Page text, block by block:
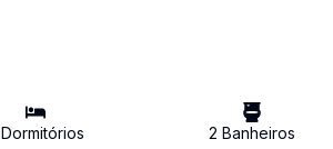
Dormitórios 2 Banheiros